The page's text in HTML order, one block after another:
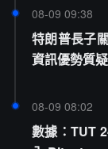
08-09 09:38
特朗普長子
資訊優勢質疑
08-09 08:02
數據：TUT